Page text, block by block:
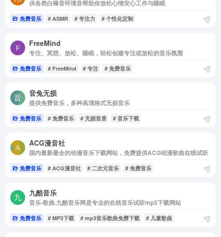
供各类白噪音环境音帮助你放松心情安心工作与睡眠
免费音乐 # ASMR # 专注力 # 个性化定制
FreeMind
专注、冥想、放松、睡眠，轻松创建专注或放松的音乐氛围
免费音乐 # FreeMind # 专注 # 免费音乐
音兔无损
提供免费音乐，多种高清格式无损音乐
免费音乐 # 免费音乐 # 无损音质 # 音乐下载
ACG漫音社
国内最新最全的动漫音乐下载网站，免费提供ACG动漫歌曲在线试听
免费音乐 # ACG漫音社 # 二次元音乐 # 免费音乐
九酷音乐
音乐-歌曲.九酷音乐网是专业的在线音乐试听mp3下载网站
免费音乐 # MP3下载 # mp3音乐歌曲免费下载 # 儿童歌曲